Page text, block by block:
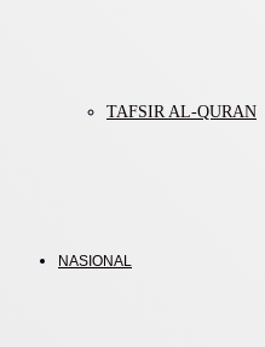
TAFSIR AL-QURAN
NASIONAL